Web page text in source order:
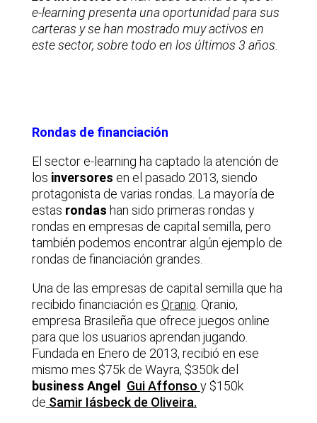
e-learning presenta una oportunidad para sus
carteras y se han mostrado muy activos en
este sector, sobre todo en los últimos 3 años.
Rondas de financiación
El sector e-learning ha captado la atención de
los inversores en el pasado 2013, siendo
protagonista de varias rondas. La mayoría de
estas rondas han sido primeras rondas y
rondas en empresas de capital semilla, pero
también podemos encontrar algún ejemplo de
rondas de financiación grandes.
Una de las empresas de capital semilla que ha
recibido financiación es Qranio . Qranio,
empresa Brasileña que ofrece juegos online
para que los usuarios aprendan jugando.
Fundada en Enero de 2013, recibió en ese
mismo mes $75k de Wayra, $350k del
business Angel
Gui Affonso y $150k
de Samir Iásbeck de Oliveira.